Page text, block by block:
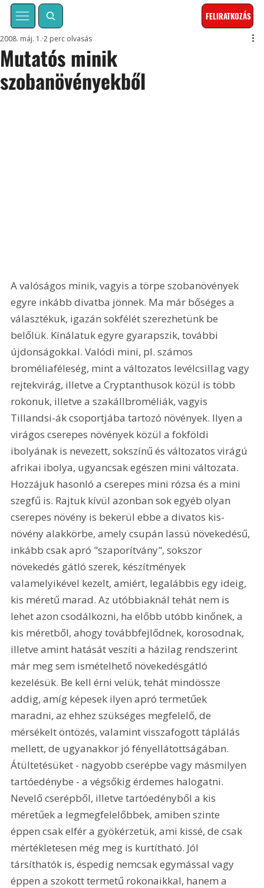
FELIRATKOZÁS
Mutatós minik
szobanövényekből
2008. máj. 1. 2 perc olvasás
A valóságos minik, vagyis a törpe szobanövények
egyre inkább divatba jönnek. Ma már bőséges a
választékuk, igazán sokfélét szerezhetünk be
belőlük. Kínálatuk egyre gyarapszik, további
újdonságokkal. Valódi mini, pl. számos
broméliaféleség, mint a változatos levélcsillag vagy
rejtekvirág, illetve a Cryptanthusok közül is több
rokonuk, illetve a szakállbroméliák, vagyis
Tillandsi-ák csoportjába tartozó növények. Ilyen a
virágos cserepes növények közül a fokföldi
ibolyának is nevezett, sokszínű és változatos virágú
afrikai ibolya, ugyancsak egészen mini változata.
Hozzájuk hasonló a cserepes mini rózsa és a mini
szegfű is. Rajtuk kívül azonban sok egyéb olyan
cserepes növény is bekerül ebbe a divatos kis-
növény alakkörbe, amely csupán lassú növekedésű,
inkább csak apró "szaporítvány", sokszor
növekedés gátló szerek, készítmények
valamelyikével kezelt, amiért, legalábbis egy ideig,
kis méretű marad. Az utóbbiaknál tehát nem is
lehet azon csodálkozni, ha előbb utóbb kinőnek, a
kis méretből, ahogy továbbfejlődnek, korosodnak,
illetve amint hatását veszíti a házilag rendszerint
már meg sem ismételhető növekedésgátló
kezelésük. Be kell érni velük, tehát mindössze
addig, amíg képesek ilyen apró termetűek
maradni, az ehhez szükséges megfelelő, de
mérsékelt öntözés, valamint visszafogott táplálás
mellett, de ugyanakkor jó fényellátottságában.
Átültetésüket - nagyobb cserépbe vagy másmilyen
tartóedénybe - a végsőkig érdemes halogatni.
Nevelő cserépből, illetve tartóedényből a kis
méretűek a legmegfelelőbbek, amiben szinte
éppen csak elfér a gyökérzetük, ami kissé, de csak
mértékletesen még meg is kurtítható. Jól
társíthatók is, éspedig nemcsak egymással vagy
éppen a szokott termetű rokonaikkal, hanem a